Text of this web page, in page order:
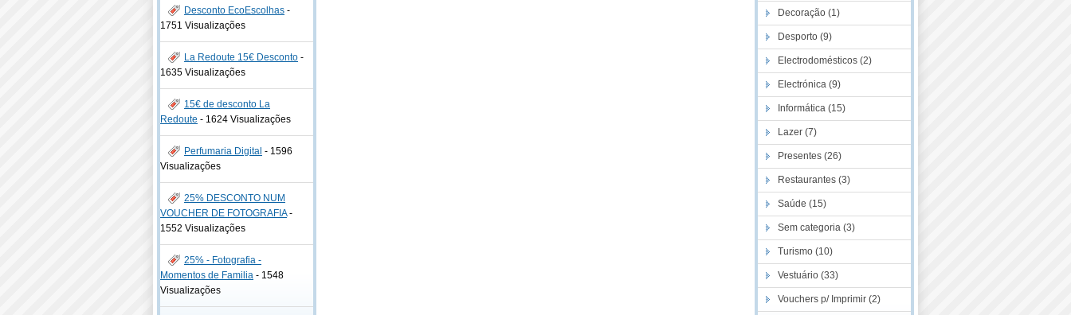
Desconto EcoEscolhas -
1751 Visualizações
La Redoute 15€ Desconto -
1635 Visualizações
15€ de desconto La
Redoute - 1624 Visualizações
Perfumaria Digital - 1596
Visualizações
25% DESCONTO NUM
VOUCHER DE FOTOGRAFIA-
1552 Visualizações
25% - Fotografia -
Momentos de Familia - 1548
Visualizações
Decoração (1)
Desporto (9)
Electrodomésticos (2)
Electrónica (9)
Informática (15)
Lazer (7)
Presentes (26)
Restaurantes (3)
Saúde (15)
Sem categoria (3)
Turismo (10)
Vestuário (33)
Vouchers p/ Imprimir (2)